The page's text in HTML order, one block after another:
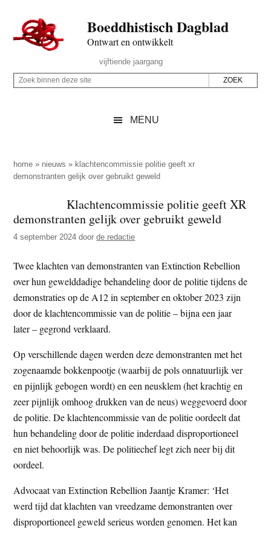
naar
de
inhoud
secondary
naar
de
sidebar
naar
de
Boeddhistisch Dagblad
Ontwart en ontwikkelt
Rechts
vijftiende jaargang
Z
p
d
z
e
i
t
e
Z
i
n
n
d
z
e
s
i
t
e
MENU
home » nieuws » klachtencommissie politie geeft xr
demonstranten gelijk over gebruikt geweld
Klachtencommissie politie geeft XR
demonstranten gelijk over gebruikt geweld
4 september 2024 doorde redactie
Twee klachten van demonstranten van Extinction Rebellion
over hun gewelddadige behandeling door de politie tijdens de
demonstraties op de A12 in september en oktober 2023 zijn
door de klachtencommissie van de politie – bijna een jaar
later – gegrond verklaard.
Op verschillende dagen werden deze demonstranten met het
zogenaamde bokkenpootje (waarbij de pols onnatuurlijk ver
en pijnlijk gebogen wordt) en een neusklem (het krachtig en
zeer pijnlijk omhoog drukken van de neus) weggevoerd door
de politie. De klachtencommissie van de politie oordeelt dat
hun behandeling door de politie inderdaad disproportioneel
en niet behoorlijk was. De politiechef legt zich neer bij dit
oordeel.
Advocaat van Extinction Rebellion Jaantje Kramer: ‘Het
werd tijd dat klachten van vreedzame demonstranten over
disproportioneel geweld serieus worden genomen. Het kan